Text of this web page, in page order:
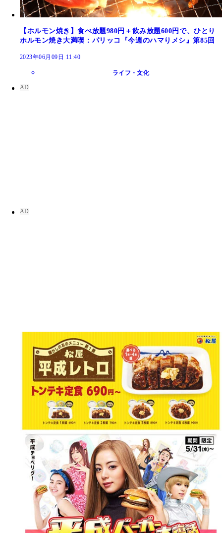
【ホルモン焼き】食べ放題980円＋飲み放題600円で、ひとり
ホルモン焼き大満喫：パリッコ『今週のハマりメシ』第85回
2023年06月09日 11:40
ライフ・文化